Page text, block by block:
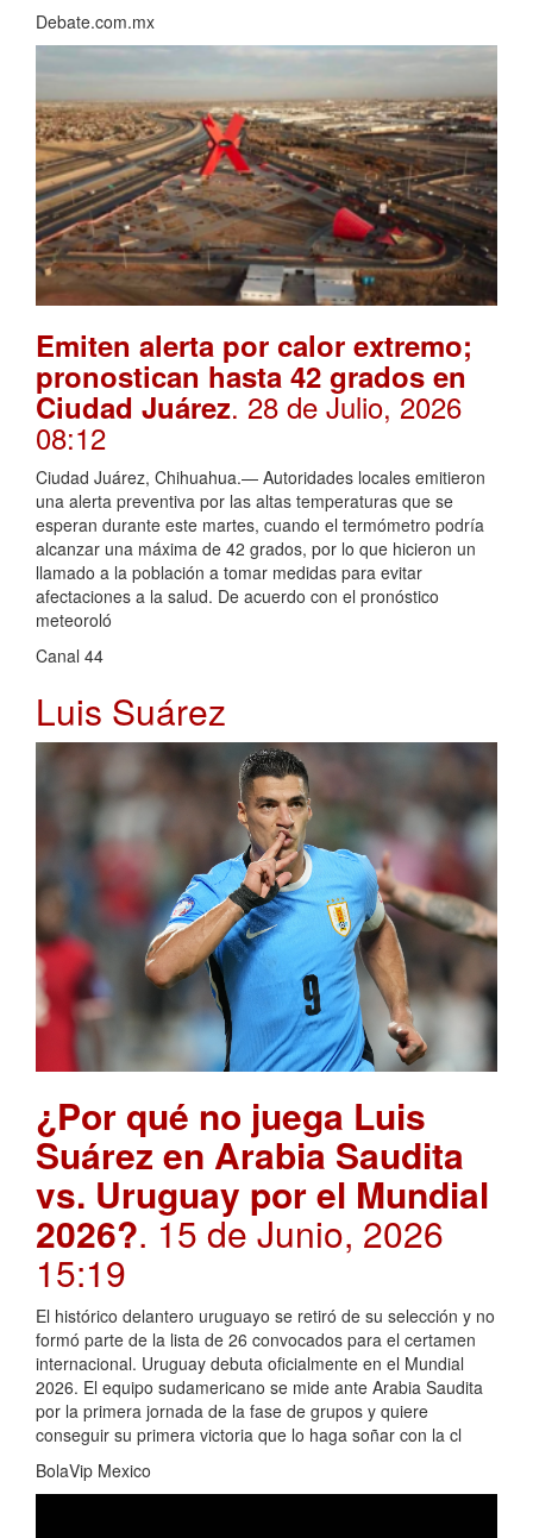
Debate.com.mx
Emiten alerta por calor extremo;
pronostican hasta 42 grados en
Ciudad Juárez. 28 de Julio, 2026
08:12
Ciudad Juárez, Chihuahua.— Autoridades locales emitieron
una alerta preventiva por las altas temperaturas que se
esperan durante este martes, cuando el termómetro podría
alcanzar una máxima de 42 grados, por lo que hicieron un
llamado a la población a tomar medidas para evitar
afectaciones a la salud. De acuerdo con el pronóstico
meteoroló
Canal 44
Luis Suárez
¿Por qué no juega Luis
Suárez en Arabia Saudita
vs. Uruguay por el Mundial
2026?. 15 de Junio, 2026
15:19
El histórico delantero uruguayo se retiró de su selección y no
formó parte de la lista de 26 convocados para el certamen
internacional. Uruguay debuta oficialmente en el Mundial
2026. El equipo sudamericano se mide ante Arabia Saudita
por la primera jornada de la fase de grupos y quiere
conseguir su primera victoria que lo haga soñar con la cl
BolaVip Mexico